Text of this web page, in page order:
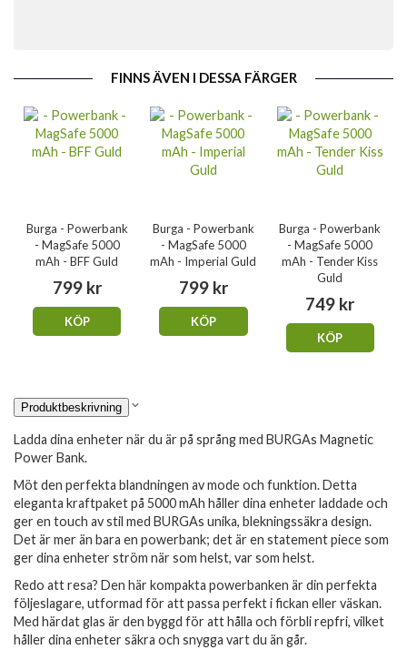
FINNS ÄVEN I DESSA FÄRGER
Burga - Powerbank
- MagSafe 5000
mAh - BFF Guld
799 kr
KÖP
Burga - Powerbank
- MagSafe 5000
mAh - Imperial Guld
799 kr
KÖP
Burga - Powerbank
- MagSafe 5000
mAh - Tender Kiss
Guld
749 kr
KÖP
Produktbeskrivning
Ladda dina enheter när du är på språng med BURGAs Magnetic
Power Bank.
Möt den perfekta blandningen av mode och funktion. Detta
eleganta kraftpaket på 5000 mAh håller dina enheter laddade och
ger en touch av stil med BURGAs unika, blekningssäkra design.
Det är mer än bara en powerbank; det är en statement piece som
ger dina enheter ström när som helst, var som helst.
Redo att resa? Den här kompakta powerbanken är din perfekta
följeslagare, utformad för att passa perfekt i fickan eller väskan.
Med härdat glas är den byggd för att hålla och förbli repfri, vilket
håller dina enheter säkra och snygga vart du än går.